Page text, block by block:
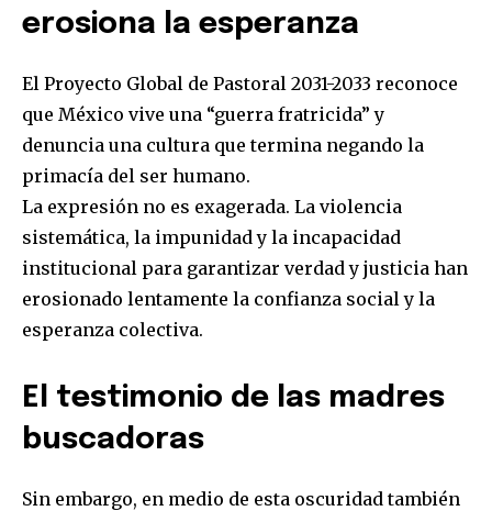
erosiona la esperanza
El Proyecto Global de Pastoral 2031-2033 reconoce
que México vive una “guerra fratricida” y
denuncia una cultura que termina negando la
primacía del ser humano.
La expresión no es exagerada. La violencia
sistemática, la impunidad y la incapacidad
institucional para garantizar verdad y justicia han
erosionado lentamente la confianza social y la
esperanza colectiva.
El testimonio de las madres
buscadoras
Sin embargo, en medio de esta oscuridad también